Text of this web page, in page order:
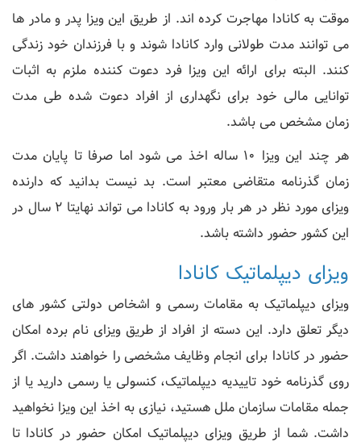
موقت به کانادا مهاجرت کرده اند. از طریق این ویزا پدر و مادر ها
می توانند مدت طولانی وارد کانادا شوند و با فرزندان خود زندگی
کنند. البته برای ارائه این ویزا فرد دعوت کننده ملزم به اثبات
توانایی مالی خود برای نگهداری از افراد دعوت شده طی مدت
زمان مشخص می باشد.
هر چند این ویزا 10 ساله اخذ می شود اما صرفا تا پایان مدت
زمان گذرنامه متقاضی معتبر است. بد نیست بدانید که دارنده
ویزای مورد نظر در هر بار ورود به کانادا می تواند نهایتا 2 سال در
این کشور حضور داشته باشد.
ویزای دیپلماتیک کانادا
ویزای دیپلماتیک به مقامات رسمی و اشخاص دولتی کشور های
دیگر تعلق دارد. این دسته از افراد از طریق ویزای نام برده امکان
حضور در کانادا برای انجام وظایف مشخصی را خواهند داشت. اگر
روی گذرنامه خود تاییدیه دیپلماتیک، کنسولی یا رسمی دارید یا از
جمله مقامات سازمان ملل هستید، نیازی به اخذ این ویزا نخواهید
داشت. شما از طریق ویزای دیپلماتیک امکان حضور در کانادا تا